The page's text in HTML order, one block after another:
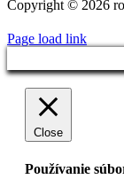
Copyright © 2026
Page load link
Close
Používanie